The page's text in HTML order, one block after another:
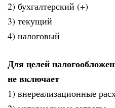
2) бухгалтерский (+)
3) текущий
4) налоговый
Для целей
не включает
1) внереализационные